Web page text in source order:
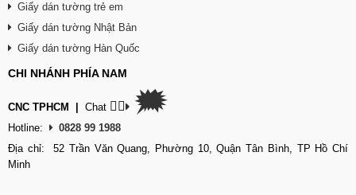
Giấy dán tường trẻ em
Giấy dán tường Nhật Bản
Giấy dán tường Hàn Quốc
CHI NHÁNH PHÍA NAM
CNC TPHCM Chat 👉🏽 🗯
Hotline:
0828 99 1988
Địa chỉ: 52 Trần Văn Quang, Phường 10, Quận Tân Bình, TP Hồ Chí
Minh